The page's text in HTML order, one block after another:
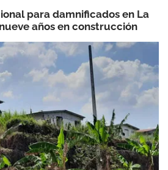
para damnificados en La
años en construcción